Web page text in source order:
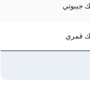
جيبوتي
قمري